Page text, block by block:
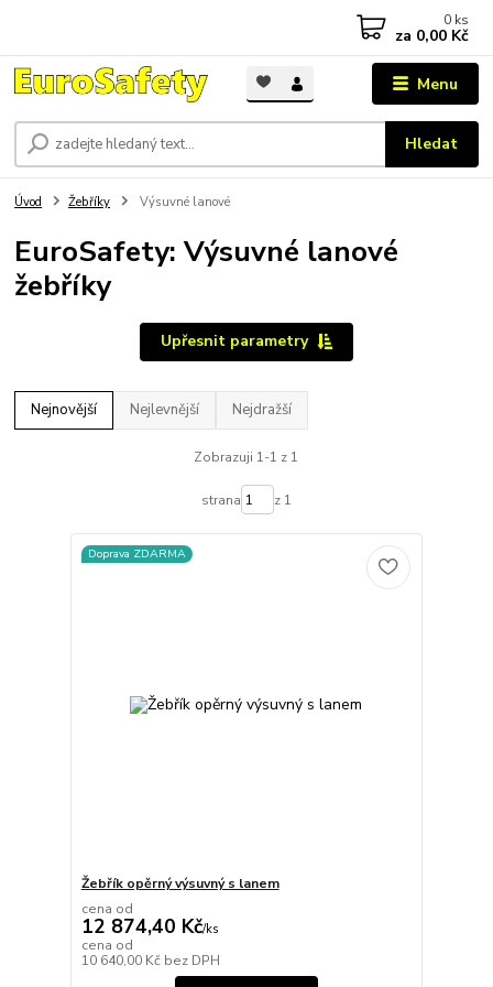
Menu
Hledat
0 ks
za 0,00 Kč
Úvod Žebříky Výsuvné lanové
EuroSafety: Výsuvné lanové
žebříky
Upřesnit parametry
Nejnovější Nejlevnější Nejdražší
Zobrazuji 1-1 z 1
strana z 1
Doprava ZDARMA
Žebřík opěrný výsuvný s lanem
cena od
12 874,40 Kč/ks
cena od
10 640,00 Kč bez DPH